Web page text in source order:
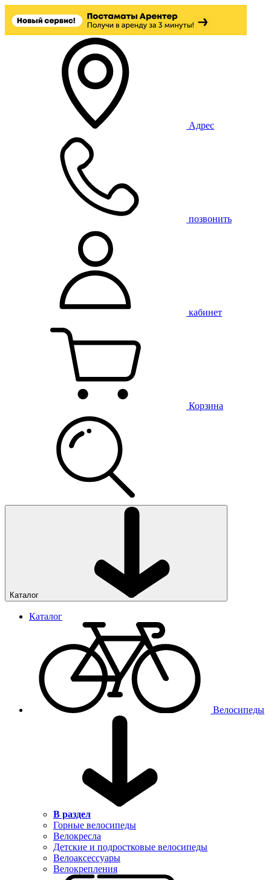
Адрес
позвонить
кабинет
Корзина
Каталог
Каталог
Велосипеды
В раздел
Горные велосипеды
Велокресла
Детские и подростковые велосипеды
Велоаксессуары
Велокрепления